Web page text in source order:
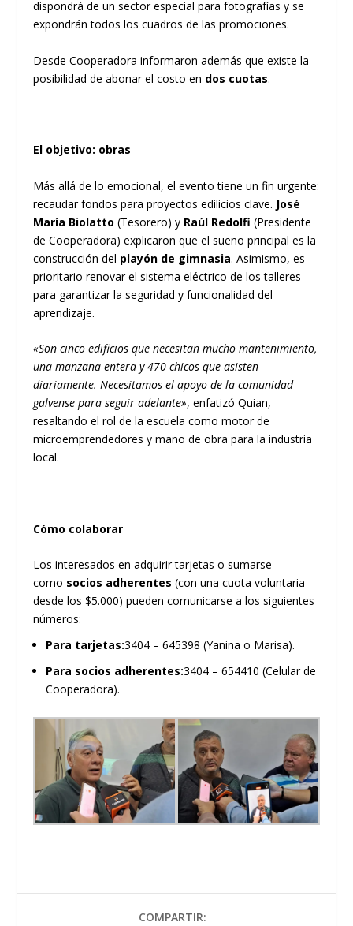
dispondrá de un sector especial para fotografías y se
expondrán todos los cuadros de las promociones.
Desde Cooperadora informaron además que existe la
posibilidad de abonar el costo en dos cuotas.
El objetivo: obras
Más allá de lo emocional, el evento tiene un fin urgente:
recaudar fondos para proyectos edilicios clave. José
María Biolatto (Tesorero) y Raúl Redolfi (Presidente
de Cooperadora) explicaron que el sueño principal es la
construcción del playón de gimnasia. Asimismo, es
prioritario renovar el sistema eléctrico de los talleres
para garantizar la seguridad y funcionalidad del
aprendizaje.
«Son cinco edificios que necesitan mucho mantenimiento,
una manzana entera y 470 chicos que asisten
diariamente. Necesitamos el apoyo de la comunidad
galvense para seguir adelante», enfatizó Quian,
resaltando el rol de la escuela como motor de
microemprendedores y mano de obra para la industria
local.
Cómo colaborar
Los interesados en adquirir tarjetas o sumarse
como socios adherentes (con una cuota voluntaria
desde los $5.000) pueden comunicarse a los siguientes
números:
Para tarjetas:3404 – 645398 (Yanina o Marisa).
Para socios adherentes:3404 – 654410 (Celular de
Cooperadora).
COMPARTIR: